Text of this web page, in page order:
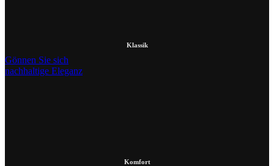
Klassik
Gönnen Sie sich
nachhaltige Eleganz
Komfort